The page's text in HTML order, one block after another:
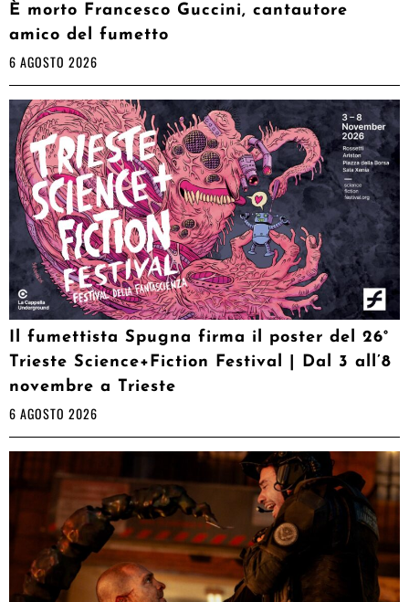
È morto Francesco Guccini, cantautore
amico del fumetto
6 AGOSTO 2026
Il fumettista Spugna firma il poster del 26°
Trieste Science+Fiction Festival | Dal 3 all’8
novembre a Trieste
6 AGOSTO 2026